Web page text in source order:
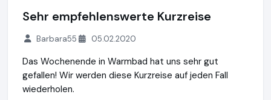
Sehr empfehlenswerte Kurzreise
Barbara55 05.02.2020
Das Wochenende in Warmbad hat uns sehr gut
gefallen! Wir werden diese Kurzreise auf jeden Fall
wiederholen.